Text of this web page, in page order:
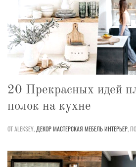
20 Прекрасных идей
полок на кухне
ОТ ALEKSEY, ДЕКОРМАСТЕРСКАЯ МЕБЕЛЬИНТЕРЬЕР,